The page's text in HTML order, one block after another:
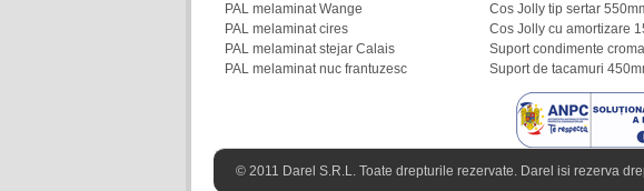
PAL melaminat Wange
Cos Jolly tip sertar
PAL melaminat cires
Cos Jolly cu amortizare
PAL melaminat stejar Calais
Suport condimente
PAL melaminat nuc frantuzesc
Suport de tacamuri
© 2011 Darel S.R.L. Toate drepturile rezervate. Darel isi rezerva